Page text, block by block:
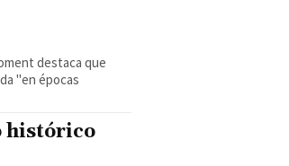
destaca que
"en épocas
histórico